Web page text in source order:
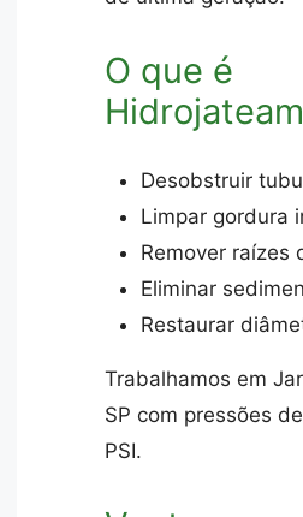
O que é
Desobstruir
Limpar gordura
Remover raízes
Eliminar
Restaurar
Trabalhamos em
SP com pressões
PSI.